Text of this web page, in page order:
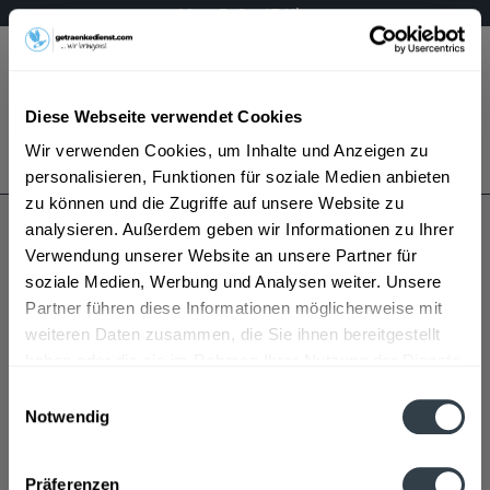
Diese Webseite verwendet Cookies
Wir verwenden Cookies, um Inhalte und Anzeigen zu
personalisieren, Funktionen für soziale Medien anbieten
zu können und die Zugriffe auf unsere Website zu
analysieren. Außerdem geben wir Informationen zu Ihrer
Verwendung unserer Website an unsere Partner für
soziale Medien, Werbung und Analysen weiter. Unsere
Partner führen diese Informationen möglicherweise mit
weiteren Daten zusammen, die Sie ihnen bereitgestellt
Notwendig
Präferenzen
Mo – Fr 9 – 17 Uhr
Menü
Bestellung widerrufen
Es gilt unsere Datenschutzerklärung
Nusbaumer Geist
Nusbaumer Geist wird in den folgenden Regionen,
Städten, Orten und Postleitzahl-Gebieten geliefert